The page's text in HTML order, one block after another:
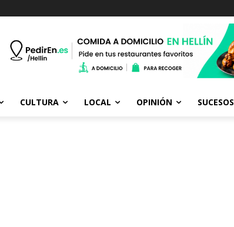
CULTURA LOCAL OPINIÓN SUCESOS